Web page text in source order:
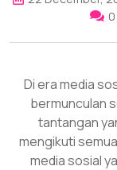
Di era media
bermunculan
tantangan
mengikuti
media sosial